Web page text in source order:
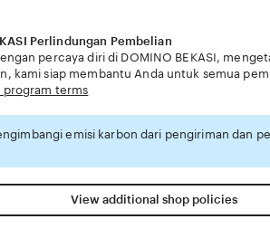
Perlindungan Pembelian
percaya diri di DOMINO BEKASI,
kami siap membantu Anda untuk semua
program terms
emisi karbon dari pengiriman dan
View additional shop policies